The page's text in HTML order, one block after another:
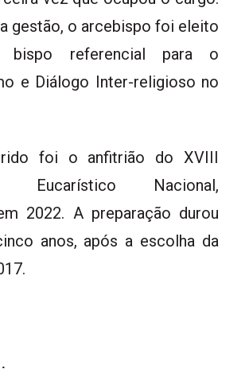
gestão, o arcebispo foi eleito
bispo referencial para o
e Diálogo Inter-religioso no
foi o anfitrião do XVIII
Eucarístico Nacional,
2022. A preparação durou
anos, após a escolha da